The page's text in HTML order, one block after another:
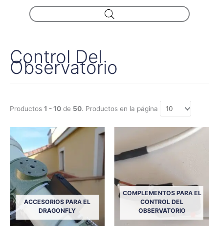
Control Del
Observatorio
Productos 1 - 10 de 50. Productos en la página
ACCESORIOS PARA EL
DRAGONFLY
COMPLEMENTOS PARA EL
CONTROL DEL
OBSERVATORIO